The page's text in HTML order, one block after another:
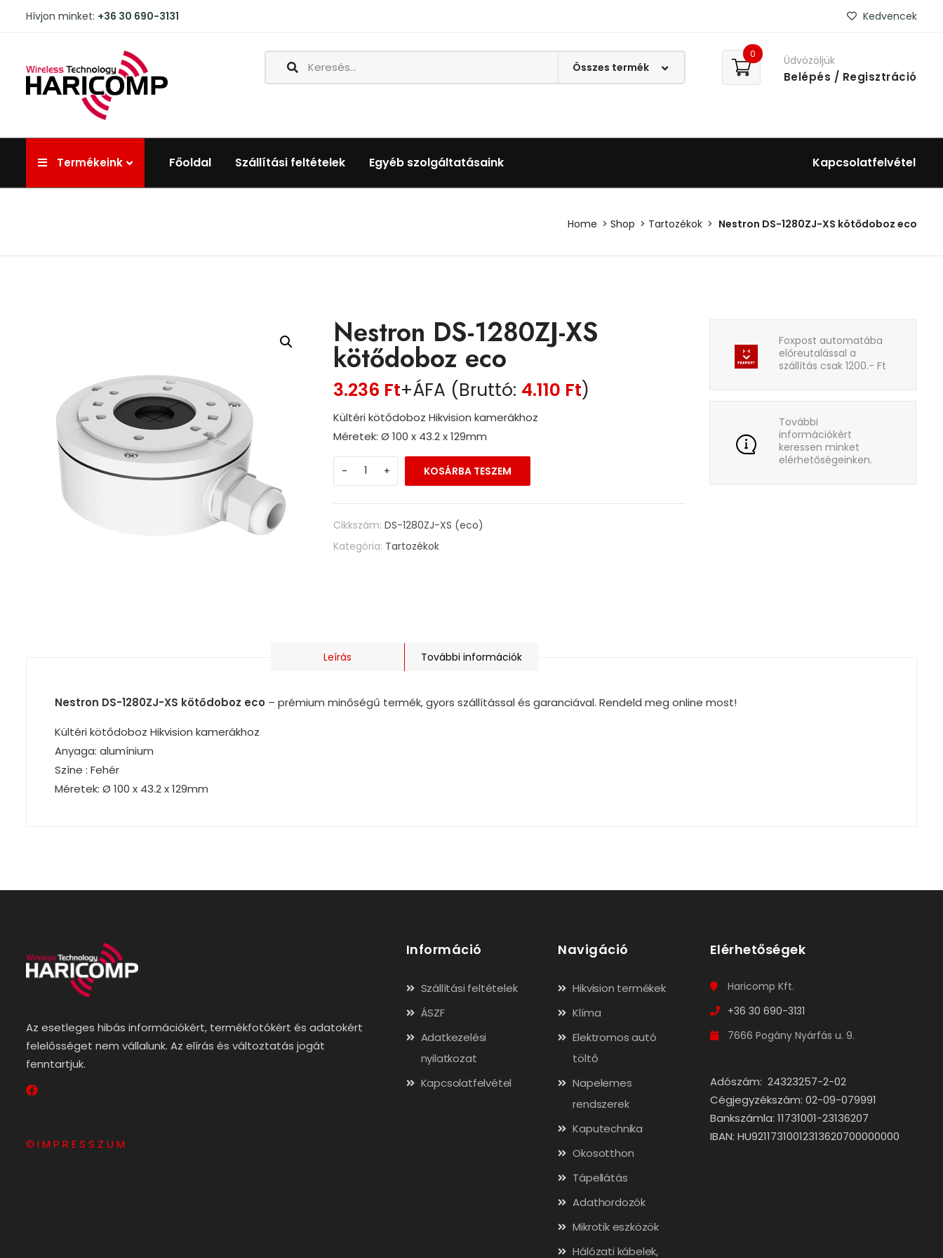
Hívjon minket: +36 30 690-3131 Kedvencek
0 Üdvözöljük
Belépés / Regisztráció
Termékeink Főoldal Szállítási feltételek Egyéb szolgáltatásaink Kapcsolatfelvétel
Home Shop Tartozékok Nestron DS-1280ZJ-XS kötődoboz eco
Nestron DS-1280ZJ-XS
kötődoboz eco
3.236 Ft+ÁFA (Bruttó: 4.110 Ft)
Kültéri kötődoboz Hikvision kamerákhoz
Méretek: Ø 100 x 43.2 x 129mm
- + KOSÁRBA TESZEM
Cikkszám:DS-1280ZJ-XS (eco)
Kategória: Tartozékok
Foxpost automatába
előreutalással a
szállítás csak 1200.- Ft
További
információkért
keressen minket
elérhetőségeinken.
Leírás További információk
Nestron DS-1280ZJ-XS kötődoboz eco – prémium minőségű termék, gyors szállítással és garanciával. Rendeld meg online most!
Kültéri kötődoboz Hikvision kamerákhoz
Anyaga: alumínium
Színe : Fehér
Méretek: Ø 100 x 43.2 x 129mm
Az esetleges hibás információkért, termékfotókért és adatokért
felelősséget nem vállalunk. Az elírás és változtatás jogát
fenntartjuk.
© I M P R E S S Z U M
Információ
Szállítási feltételek
ÁSZF
Adatkezelési
nyilatkozat
Kapcsolatfelvétel
Navigáció
Hikvision termékek
Klíma
Elektromos autó
töltő
Napelemes
rendszerek
Kaputechnika
Okosotthon
Tápellátás
Adathordozók
Mikrotik eszközök
Hálózati kábelek,
Elérhetőségek
Haricomp Kft.
+36 30 690-3131
7666 Pogány Nyárfás u. 9.
Adószám: 24323257-2-02
Cégjegyzékszám: 02-09-079991
Bankszámla: 11731001-23136207
IBAN: HU92117310012313620700000000